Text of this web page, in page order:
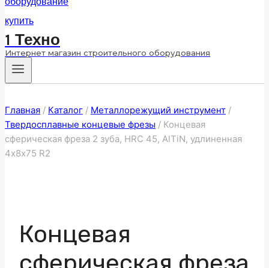
1 Техно
Интернет магазин строительного оборудования
Главная / Каталог / Металлорежущий инструмент /
Твердосплавные концевые фрезы / Концевая
сферическая фреза 2 зуба, HRC 45, AlTiN, удлиненная
4х8х75 R2
Концевая